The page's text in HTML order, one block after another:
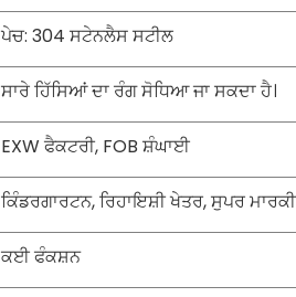
ਪੇਚ: 304 ਸਟੇਨਲੈਸ ਸਟੀਲ
ਸਾਰੇ ਹਿੱਸਿਆਂ ਦਾ ਰੰਗ ਸੋਧਿਆ ਜਾ ਸਕਦਾ ਹੈ।
EXW ਫੈਕਟਰੀ, FOB ਸ਼ੰਘਾਈ
ਕਿੰਡਰਗਾਰਟਨ, ਰਿਹਾਇਸ਼ੀ ਖੇਤਰ, ਸੁਪਰ
ਕਈ ਫੰਕਸ਼ਨ